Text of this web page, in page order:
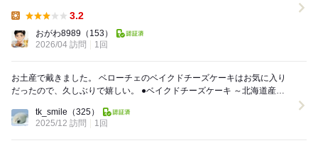
3.2
おがわ8989 （153）
2026/04 訪問
1回
お土産で戴きました。 ベローチェのベイクドチーズケーキはお気に入り
だったので、久しぶりで嬉しい。 ●ベイクドチーズケーキ ～北海道産チ
tk_smile （325）
2025/12 訪問
1回